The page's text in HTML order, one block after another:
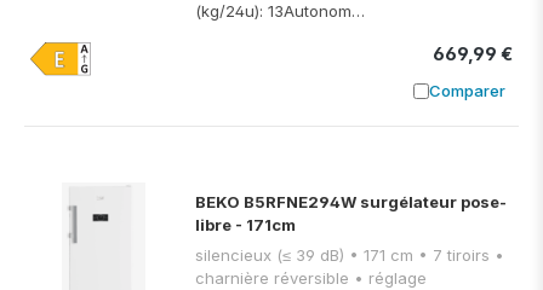
(kg/24u): 13Autonom…
669,99 €
Comparer
Ajouter à
BEKO B5RFNE294W surgélateur pose-
libre - 171cm
silencieux (≤ 39 dB) • 171 cm • 7 tiroirs •
charnière réversible • réglage